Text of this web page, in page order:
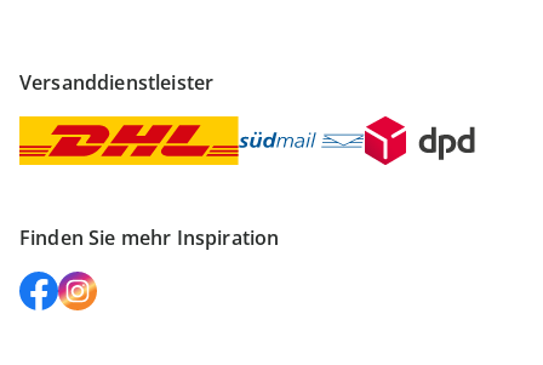
Versanddienstleister
Finden Sie mehr Inspiration